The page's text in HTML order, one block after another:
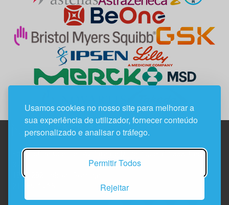
Usamos cookies no nosso site para melhorar a
sua experiência de utilizador, fornecer conteúdo
personalizado e analisar o tráfego.
Permitir Todos
Rejeitar
Edif. Lisboa Oriente | Av. Infante D. Henrique, n.º 333H, esc.
1800-282 Lisboa | Portugal